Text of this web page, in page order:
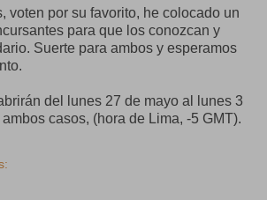
voten por su favorito, he colocado un
para que los conozcan y
Suerte para ambos y esperamos
del lunes 27 de mayo al lunes 3
casos, (hora de Lima, -5 GMT).